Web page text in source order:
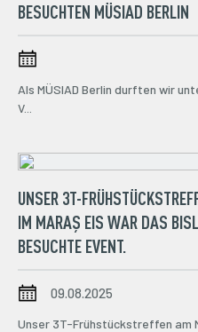
BESUCHTEN MÜSIAD BERLIN
Als MÜSIAD Berlin durften wir
V...
UNSER 3T-
IM MARAŞ EIS WAR DAS
BESUCHTE EVENT.
09.08.2025
Unser 3T-Frühstückstreffen am